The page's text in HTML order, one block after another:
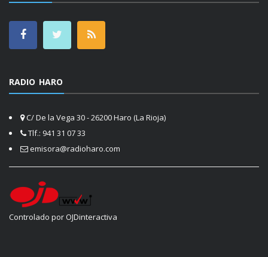
RADIO HARO
C/ De la Vega 30 - 26200 Haro (La Rioja)
Tlf.: 941 31 07 33
emisora@radioharo.com
Controlado por OJDinteractiva